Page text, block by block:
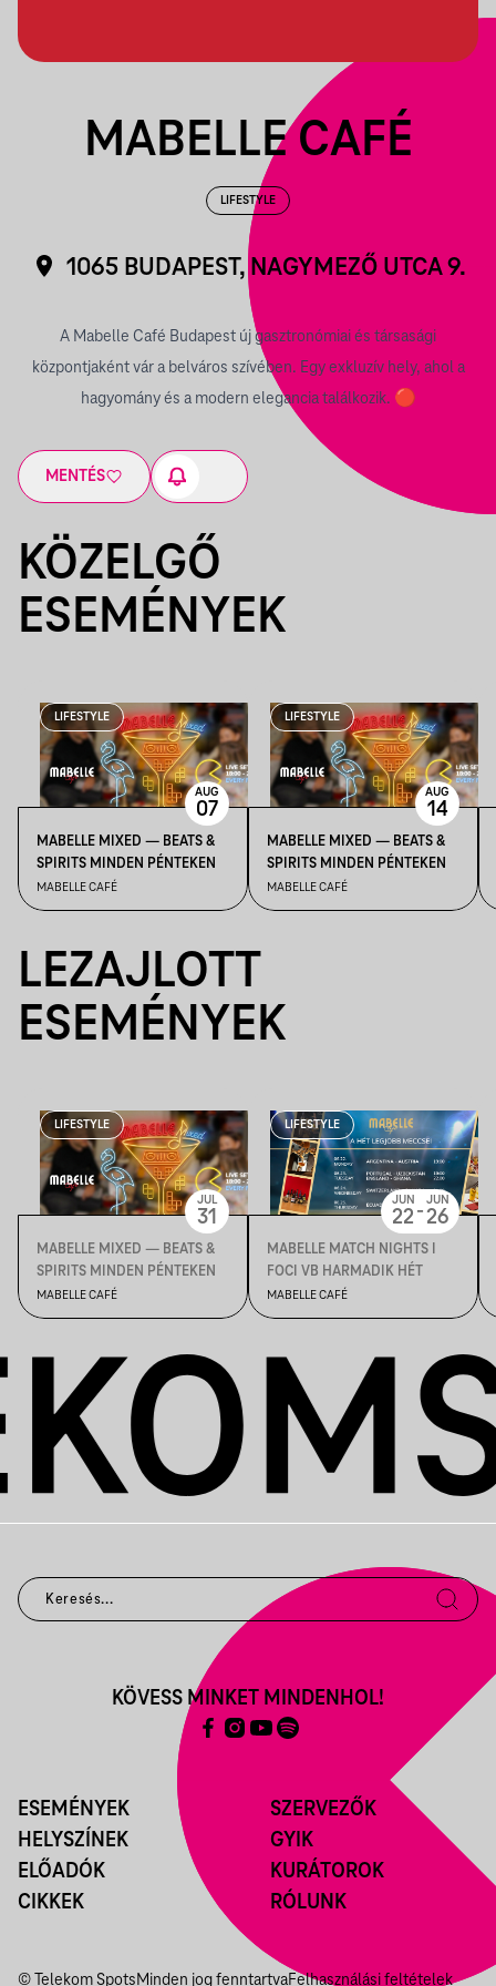
MABELLE CAFÉ
LIFESTYLE
1065 BUDAPEST, NAGYMEZŐ UTCA 9.
A Mabelle Café Budapest új gasztronómiai és társasági
központjaként vár a belváros szívében. Egy exkluzív hely, ahol a
hagyomány és a modern elegancia találkozik. 🔴
MENTÉS
KÖZELGŐ
ESEMÉNYEK
LIFESTYLE
MABELLE MIXED — BEATS &
SPIRITS MINDEN PÉNTEKEN
MABELLE CAFÉ
AUG
07
LIFESTYLE
MABELLE MIXED — BEATS &
SPIRITS MINDEN PÉNTEKEN
MABELLE CAFÉ
AUG
14
LEZAJLOTT
ESEMÉNYEK
LIFESTYLE
MABELLE MIXED — BEATS &
SPIRITS MINDEN PÉNTEKEN
MABELLE CAFÉ
JUL
31
LIFESTYLE
MABELLE MATCH NIGHTS I
FOCI VB HARMADIK HÉT
MABELLE CAFÉ
JUN
22 - JUN
26
ESEMÉNYEK
HELYSZÍNEK
ELŐADÓK
CIKKEK
SZERVEZŐK
GYIK
KURÁTOROK
RÓLUNK
KÖVESS MINKET MINDENHOL!
© Telekom SpotsMinden jog fenntartvaFelhasználási feltételek